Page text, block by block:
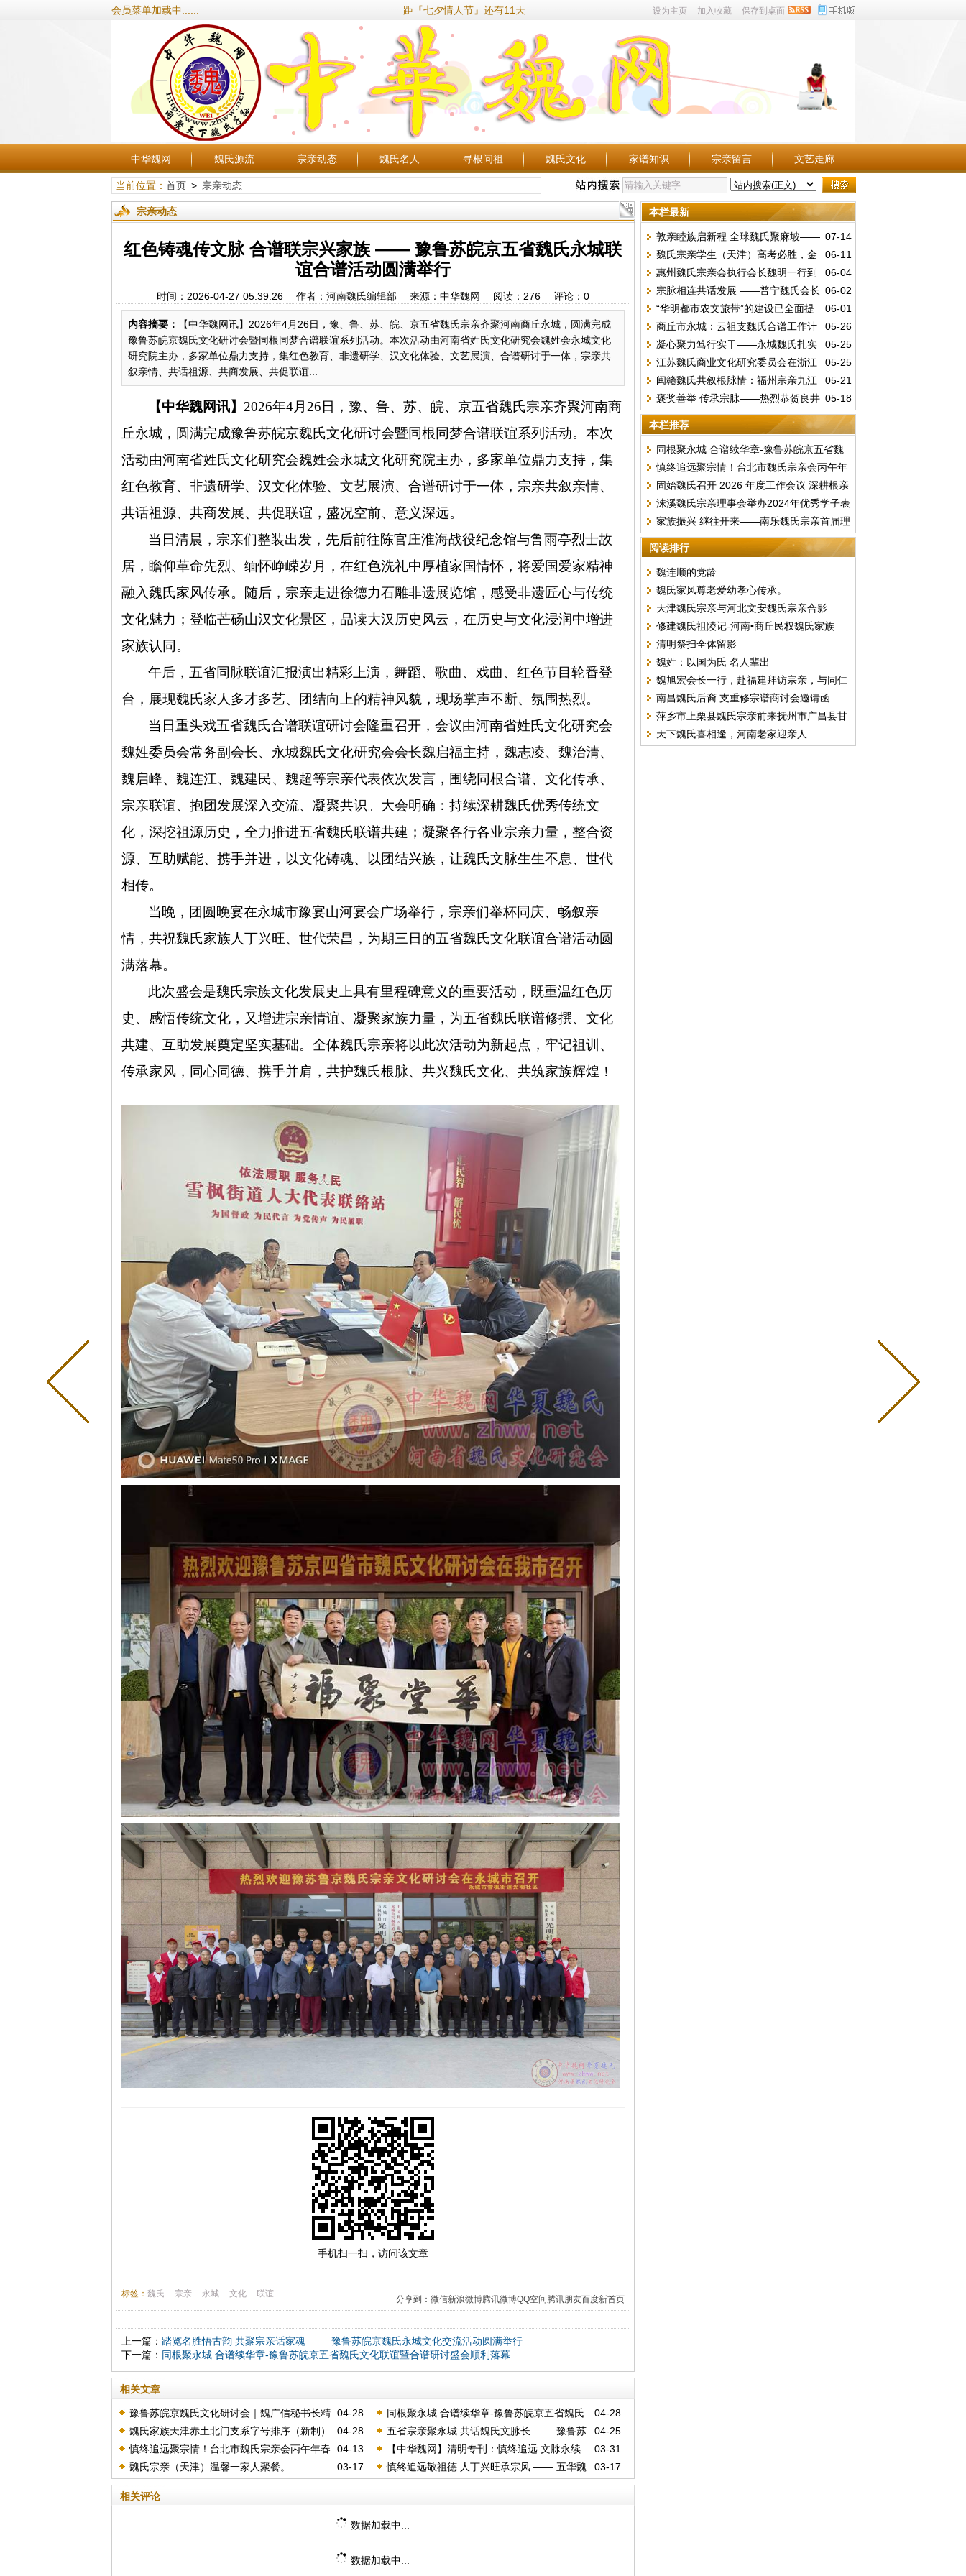
会员菜单加载中...... 设为主页 加入收藏 保存到桌面
距『七夕情人节』还有11天
中华魏网 魏氏源流 宗亲动态 魏氏名人 寻根问祖 魏氏文化 家谱知识 宗亲留言 文艺走廊
当前位置： 首页> 宗亲动态
宗亲动态
红色铸魂传文脉 合谱联宗兴家族 —— 豫鲁苏皖京五省魏氏永城联
谊合谱活动圆满举行
时间：2026-04-27 05:39:26 作者：河南魏氏编辑部 来源：中华魏网 阅读： 276评论： 0
内容摘要：
【中华魏网讯】2026年4月26日，豫、鲁、苏、皖、京五省魏氏宗亲齐聚河南商丘永城，圆满完成
豫鲁苏皖京魏氏文化研讨会暨同根同梦合谱联谊系列活动。本次活动由河南省姓氏文化研究会魏姓会永城文化
研究院主办，多家单位鼎力支持，集红色教育、非遗研学、汉文化体验、文艺展演、合谱研讨于一体，宗亲共
叙亲情、共话祖源、共商发展、共促联谊...
【中华魏网讯】 2026年4月 26 日，豫、鲁、苏、皖、京五省魏氏宗亲齐聚河南商
丘永城，圆满完成豫鲁苏皖京魏氏文化研讨会暨同根同梦合谱联谊系列活动。本次
活动由河南省姓氏文化研究会魏姓会永城文化研究院主办，多家单位鼎力支持，集
红色教育、非遗研学、汉文化体验、文艺展演、合谱研讨于一体，宗亲共叙亲情、
共话祖源、共商发展、共促联谊，盛况空前、意义深远。
当日清晨，宗亲们整装出发，先后前往陈官庄淮海战役纪念馆与鲁雨亭烈士故
居，瞻仰革命先烈、缅怀峥嵘岁月，在红色洗礼中厚植家国情怀，将爱国爱家精神
融入魏氏家风传承。随后，宗亲走进徐德力石雕非遗展览馆，感受非遗匠心与传统
文化魅力；登临芒砀山汉文化景区，品读大汉历史风云，在历史与文化浸润中增进
家族认同。
午后，五省同脉联谊汇报演出精彩上演，舞蹈、歌曲、戏曲、红色节目轮番登
台，展现魏氏家人多才多艺、团结向上的精神风貌，现场掌声不断、氛围热烈。
当日重头戏五省魏氏合谱联谊研讨会隆重召开，会议由河南省姓氏文化研究会
魏姓委员会常务副会长、永城魏氏文化研究会会长魏启福主持，魏志凌、魏治清、
魏启峰、魏连江、魏建民、魏超等宗亲代表依次发言，围绕同根合谱、文化传承、
宗亲联谊、抱团发展深入交流、凝聚共识。大会明确：持续深耕魏氏优秀传统文
化，深挖祖源历史，全力推进五省魏氏联谱共建；凝聚各行各业宗亲力量，整合资
源、互助赋能、携手并进，以文化铸魂、以团结兴族，让魏氏文脉生生不息、世代
相传。
当晚，团圆晚宴在永城市豫宴山河宴会广场举行，宗亲们举杯同庆、畅叙亲
情，共祝魏氏家族人丁兴旺、世代荣昌，为期三日的五省魏氏文化联谊合谱活动圆
满落幕。
此次盛会是魏氏宗族文化发展史上具有里程碑意义的重要活动，既重温红色历
史、感悟传统文化，又增进宗亲情谊、凝聚家族力量，为五省魏氏联谱修撰、文化
共建、互助发展奠定坚实基础。全体魏氏宗亲将以此次活动为新起点，牢记祖训、
传承家风，同心同德、携手并肩，共护魏氏根脉、共兴魏氏文化、共筑家族辉煌！
手机扫一扫，访问该文章
标签： 魏氏 宗亲 永城 文化 联谊
分享到： 微信新浪微博腾讯微博QQ空间 腾讯朋友百度新首页
上一篇： 踏览名胜悟古韵 共聚宗亲话家魂 —— 豫鲁苏皖京魏氏永城文化交流活动圆满举行
下一篇： 同根聚永城 合谱续华章-豫鲁苏皖京五省魏氏文化联谊暨合谱研讨盛会顺利落幕
相关文章
04-28
豫鲁苏皖京魏氏文化研讨会｜魏广信秘书长精
彩发言全文
04-28
同根聚永城 合谱续华章-豫鲁苏皖京五省魏氏
文化联谊暨合谱研讨盛会顺利落幕
04-28
魏氏家族天津赤土北门支系字号排序（新制） 04-25
五省宗亲聚永城 共话魏氏文脉长 —— 豫鲁苏
皖京魏氏文化研讨会圆满举行
04-13
慎终追远聚宗情！台北市魏氏宗亲会丙午年春
季祭祖暨换届选举圆满举行
03-31
【中华魏网】清明专刊：慎终追远 文脉永续
文明祭祖倡议书
03-17
魏氏宗亲（天津）温馨一家人聚餐。 03-17
慎终追远敬祖德 人丁兴旺承宗风 —— 五华魏
氏宗亲隆重祭拜四世祖安公
相关评论
数据加载中...
数据加载中...
本栏最新
07-14
敦亲睦族启新程 全球魏氏聚麻坡——
第五届世魏恳亲大会暨麻属魏氏公会三十周
年庆典
06-11
魏氏宗亲学生（天津）高考必胜，金
榜题名。
06-04
惠州魏氏宗亲会执行会长魏明一行到
访总会汇报工作并交流《唐台魏氏谱志》编
撰事宜
06-02
宗脉相连共话发展 ——普宁魏氏会长
魏李锦赴中山海洲开展宗亲座谈
06-01
“华明都市农文旅带”的建设已全面提
速。
05-26
商丘市永城：云祖支魏氏合谱工作计
划
05-25
凝心聚力笃行实干——永城魏氏扎实
推进联谱修谱工作
05-25
江苏魏氏商业文化研究委员会在浙江
绍兴正式成立
05-21
闽赣魏氏共叙根脉情：福州宗亲九江
寻根文化交流圆满举行
05-18
褒奖善举 传承宗脉——热烈恭贺良井
太白魏氏十三世祖公甫公族谱修纂圆满收官
本栏推荐
同根聚永城 合谱续华章-豫鲁苏皖京五省魏
氏文化联谊暨合谱研讨盛会顺利落幕
慎终追远聚宗情！台北市魏氏宗亲会丙午年
春季祭祖暨换届选举圆满举行
固始魏氏召开 2026 年度工作会议 深耕根亲
文化擘画发展新篇
洙溪魏氏宗亲理事会举办2024年优秀学子表
彰大会
家族振兴 继往开来――南乐魏氏宗亲首届理
事扩大会胜利召开
阅读排行
魏连顺的党龄
魏氏家风尊老爱幼孝心传承。
天津魏氏宗亲与河北文安魏氏宗亲合影
修建魏氏祖陵记-河南•商丘民权魏氏家族
2022年(壬寅)祖陵捐款功德榜
清明祭扫全体留影
魏姓：以国为氏 名人辈出
魏旭宏会长一行，赴福建拜访宗亲，与同仁
共商弘扬魏徵文化大计
南昌魏氏后裔 支重修宗谱商讨会邀请函
萍乡市上栗县魏氏宗亲前来抚州市广昌县甘
竹镇洙溪（株桥）寻根纪实
天下魏氏喜相逢，河南老家迎亲人